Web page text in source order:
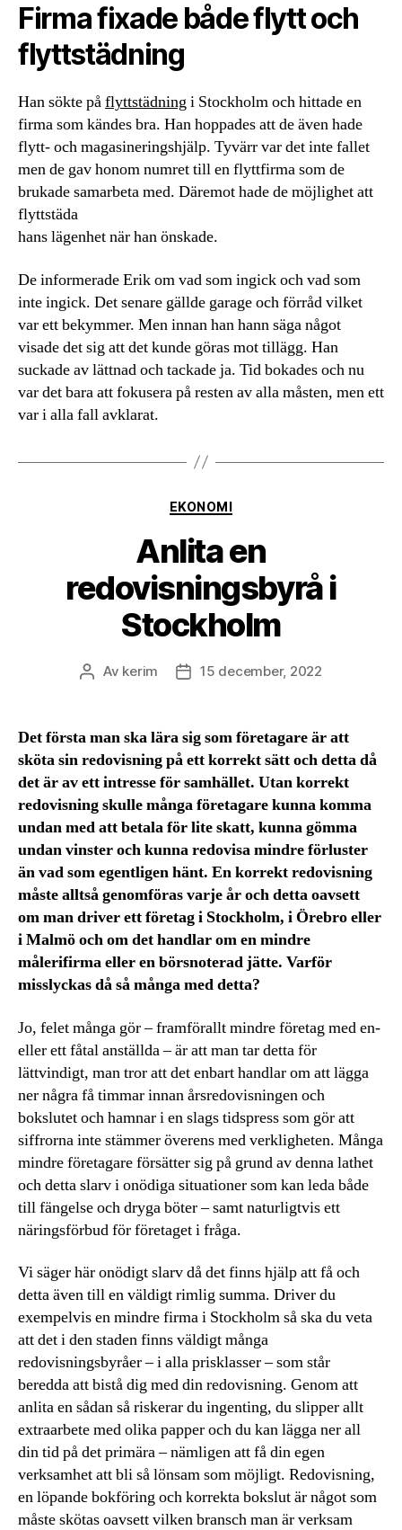
Firma fixade både flytt och
flyttstädning
Han sökte påflyttstädningi Stockholm och hittade en
firma som kändes bra. Han hoppades att de även hade
flytt- och magasineringshjälp. Tyvärr var det inte fallet
men de gav honom numret till en flyttfirma som de
brukade samarbeta med. Däremot hade de möjlighet att
flyttstäda
hans lägenhet när han önskade.
De informerade Erik om vad som ingick och vad som
inte ingick. Det senare gällde garage och förråd vilket
var ett bekymmer. Men innan han hann säga något
visade det sig att det kunde göras mot tillägg. Han
suckade av lättnad och tackade ja. Tid bokades och nu
var det bara att fokusera på resten av alla måsten, men ett
var i alla fall avklarat.
Kategorier
EKONOMI
Anlita en
redovisningsbyrå i
Stockholm
Inläggsförfattare
Av kerim Inläggsdatum
15 december, 2022
Det första man ska lära sig som företagare är att
sköta sin redovisning på ett korrekt sätt och detta då
det är av ett intresse för samhället. Utan korrekt
redovisning skulle många företagare kunna komma
undan med att betala för lite skatt, kunna gömma
undan vinster och kunna redovisa mindre förluster
än vad som egentligen hänt. En korrekt redovisning
måste alltså genomföras varje år och detta oavsett
om man driver ett företag i Stockholm, i Örebro eller
i Malmö och om det handlar om en mindre
målerifirma eller en börsnoterad jätte. Varför
misslyckas då så många med detta?
Jo, felet många gör – framförallt mindre företag med en-
eller ett fåtal anställda – är att man tar detta för
lättvindigt, man tror att det enbart handlar om att lägga
ner några få timmar innan årsredovisningen och
bokslutet och hamnar i en slags tidspress som gör att
siffrorna inte stämmer överens med verkligheten. Många
mindre företagare försätter sig på grund av denna lathet
och detta slarv i onödiga situationer som kan leda både
till fängelse och dryga böter – samt naturligtvis ett
näringsförbud för företaget i fråga.
Vi säger här onödigt slarv då det finns hjälp att få och
detta även till en väldigt rimlig summa. Driver du
exempelvis en mindre firma i Stockholm så ska du veta
att det i den staden finns väldigt många
redovisningsbyråer – i alla prisklasser – som står
beredda att bistå dig med din redovisning. Genom att
anlita en sådan så riskerar du ingenting, du slipper allt
extraarbete med olika papper och du kan lägga ner all
din tid på det primära – nämligen att få din egen
verksamhet att bli så lönsam som möjligt. Redovisning,
en löpande bokföring och korrekta bokslut är något som
måste skötas oavsett vilken bransch man är verksam